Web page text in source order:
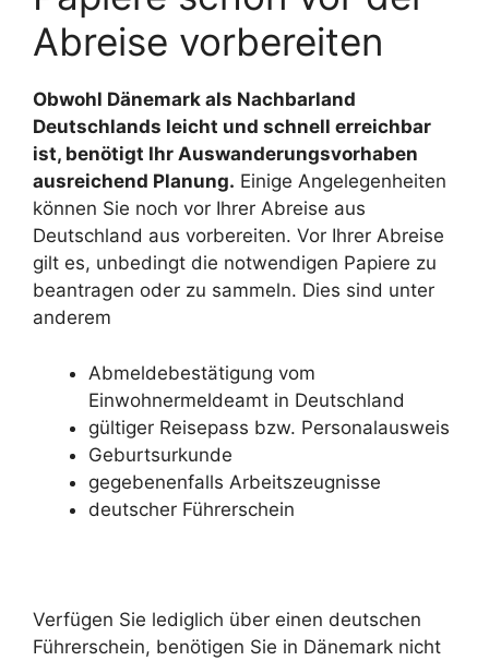
Abreise vorbereiten
Obwohl Dänemark als Nachbarland
Deutschlands leicht und schnell erreichbar
ist, benötigt Ihr Auswanderungsvorhaben
ausreichend Planung. Einige Angelegenheiten
können Sie noch vor Ihrer Abreise aus
Deutschland aus vorbereiten. Vor Ihrer Abreise
gilt es, unbedingt die notwendigen Papiere zu
beantragen oder zu sammeln. Dies sind unter
anderem
Abmeldebestätigung vom
Einwohnermeldeamt in Deutschland
gültiger Reisepass bzw. Personalausweis
Geburtsurkunde
gegebenenfalls Arbeitszeugnisse
deutscher Führerschein
Verfügen Sie lediglich über einen deutschen
Führerschein, benötigen Sie in Dänemark nicht